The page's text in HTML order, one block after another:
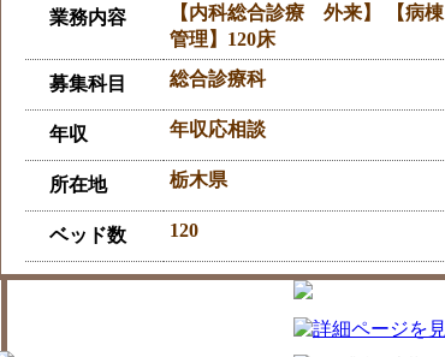
業務内容
【内科総合診療 外来】 【病棟
管理】120床
募集科目 総合診療科
年収 年収応相談
所在地 栃木県
ベッド数 120